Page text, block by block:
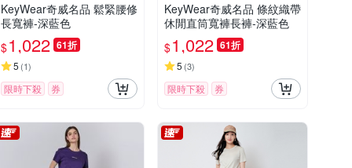
KeyWear奇威名品 鬆緊腰修
長寬褲-深藍色
$1,022 61折
5 (1)
限時下殺 券
KeyWear奇威名品 條紋織帶
休閒直筒寬褲長褲-深藍色
$1,022 61折
5 (3)
限時下殺 券